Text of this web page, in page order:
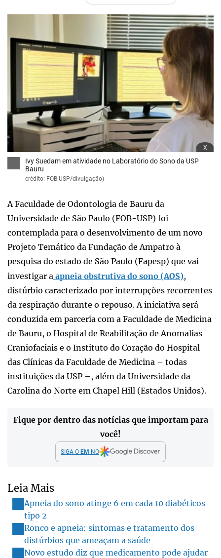
x
Ivy Suedam em atividade no Laboratório do Sono da USP
Bauru
crédito: FOB-USP/divulgação)
A Faculdade de Odontologia de Bauru da
Universidade de São Paulo (FOB-USP) foi
contemplada para o desenvolvimento de um novo
Projeto Temático da Fundação de Ampatro à
pesquisa do estado de São Paulo (Fapesp) que vai
investigar a apneia obstrutiva do sono (AOS),
distúrbio caracterizado por interrupções recorrentes
da respiração durante o repouso. A iniciativa será
conduzida em parceria com a Faculdade de Medicina
de Bauru, o Hospital de Reabilitação de Anomalias
Craniofaciais e o Instituto do Coração do Hospital
das Clínicas da Faculdade de Medicina – todas
instituições da USP –, além da Universidade da
Carolina do Norte em Chapel Hill (Estados Unidos).
Fique por dentro das notícias que importam para
você!
SIGA O EM NO
Leia Mais
Apneia do sono atinge 6 em cada 10 diabéticos
tipo 2
Ronco e apneia: sintomas e tratamento dos
distúrbios que ameaçam a saúde
Novo estudo diz que medicamento pode ajudar